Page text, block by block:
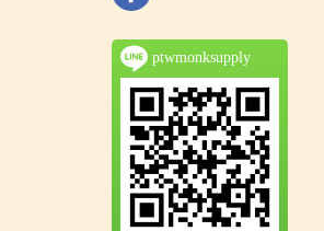
ptwmonksupply